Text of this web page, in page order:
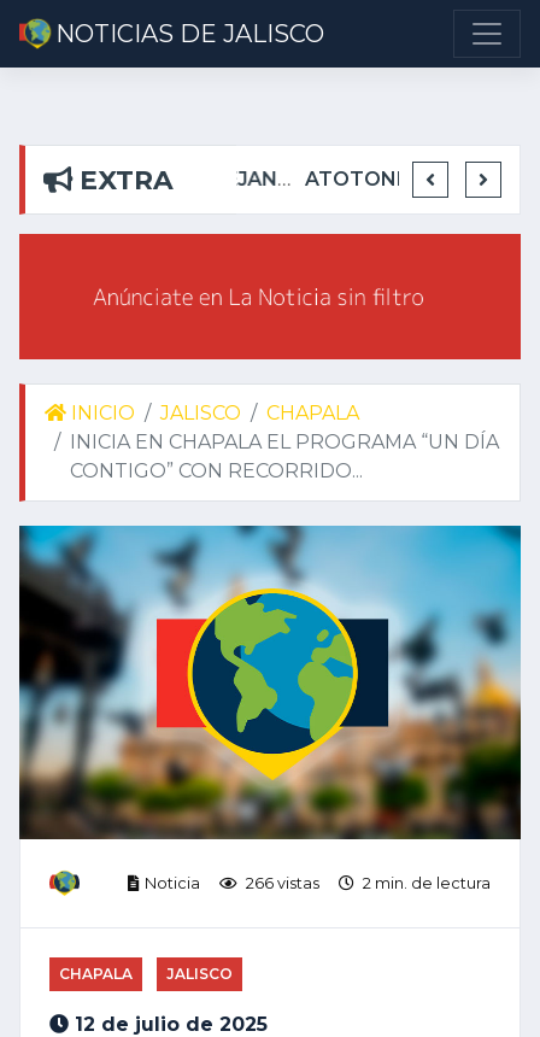
NOTICIAS DE JALISCO
EXTRA
DETIENEN EN TEUCHITLÁN A PRESUNTOS INTEGRANTES DE GRUPO DELICTIVO ATOTONILQUILLO INSEGURO Y AL VIRREY NO LE IMPORTA
INICIO JALISCO
CHAPALA
INICIA EN CHAPALA EL PROGRAMA “UN DÍA
CONTIGO” CON RECORRIDO...
Noticia 266 vistas 2 min. de lectura
CHAPALA JALISCO
12 de julio de 2025